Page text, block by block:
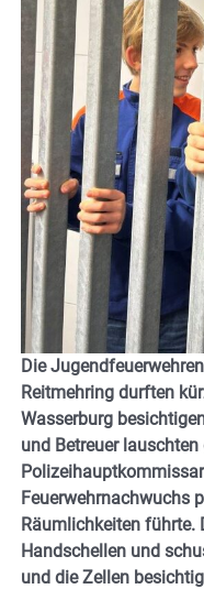
Die
Reitmehring durften
Wasserburg
und Betreuer
Feuerwehrnachwuchs
Räumlichkeiten führte.
Handschellen und
und die Zellen